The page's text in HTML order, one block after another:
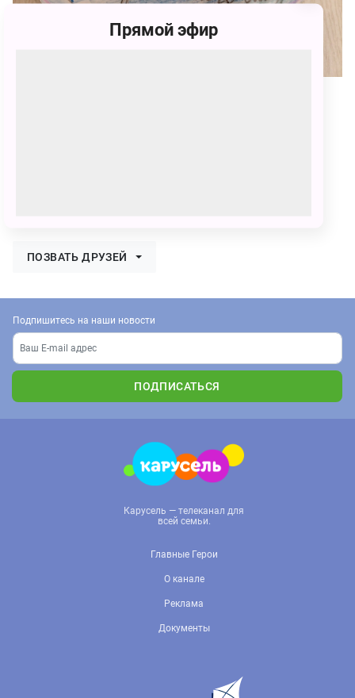
ПОЗВАТЬ ДРУЗЕЙ
Подпишитесь на наши новости
ПОДПИСАТЬСЯ
Карусель — телеканал для
всей семьи.
Главные Герои
О канале
Реклама
Документы
Прямой эфир